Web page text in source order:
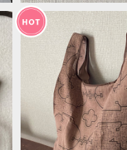
レジバッグ大 薄紫
め